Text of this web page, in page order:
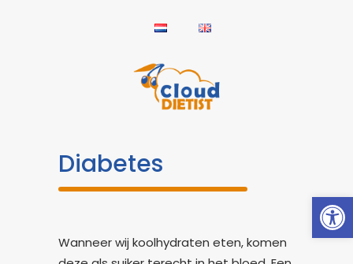
Diabetes
Wanneer wij koolhydraten eten, komen